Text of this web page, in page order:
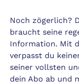
Noch zögerlich?
braucht seine
Information. Mit
verpasst du
seiner vollsten
dein Abo ab und